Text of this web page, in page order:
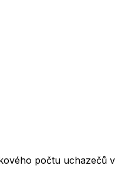
počtu uchazečů v